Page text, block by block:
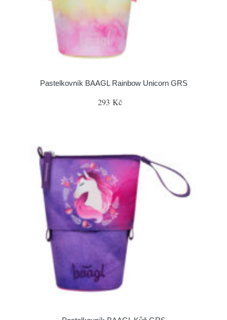
Pastelkovník BAAGL Rainbow Unicorn GRS
293 Kč